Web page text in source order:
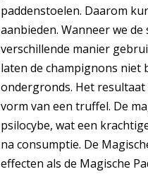
paddenstoelen. Daarom
aanbieden. Wanneer we
verschillende manier
laten de champignons
ondergronds. Het resultaat
vorm van een truffel. De
psilocybe, wat een
na consumptie. De
effecten als de Magische